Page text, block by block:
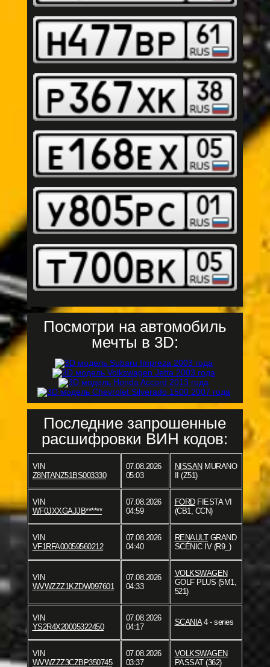
Посмотри на автомобиль
мечты в 3D:
Последние запрошенные
расшифровки ВИН кодов:
VIN
Z8NTANZ51BS003330
07.08.2026
05:03
NISSAN MURANO
II (Z51)
VIN
WF0JXXGAJJB******
07.08.2026
04:59
FORDFIESTA VI
(CB1, CCN)
VIN
VF1RFA00059560212
07.08.2026
04:40
RENAULTGRAND
SCÉNIC IV (R9_)
VIN
WVWZZZ1KZDW097601
07.08.2026
04:33
VOLKSWAGEN
GOLF PLUS (5M1,
521)
VIN
YS2R4X20005322450
07.08.2026
04:17
SCANIA4 - series
VIN
WVWZZZ3CZBP350745
07.08.2026
03:37
VOLKSWAGEN
PASSAT (362)